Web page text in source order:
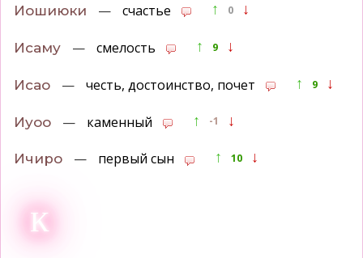
Иошиюки — счастье ↑ 0 ↓
Исаму — смелость ↑ 9 ↓
Исао — честь, достоинство, почет ↑ 9 ↓
Иуоо — каменный ↑ -1 ↓
Ичиро — первый сын ↑ 10 ↓
К